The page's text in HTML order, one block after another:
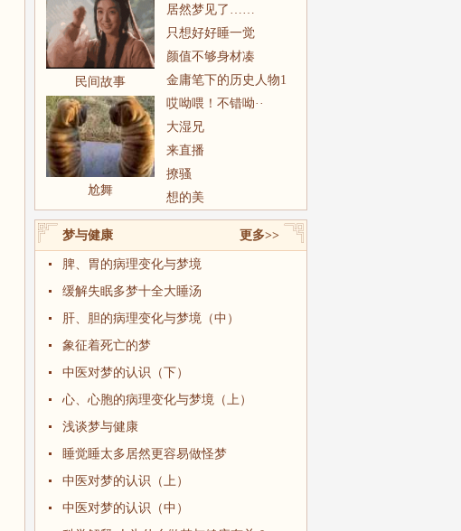
民间故事
尬舞
居然梦见了……
只想好好睡一觉
颜值不够身材凑
金庸笔下的历史人物1
哎呦喂！不错呦··
大湿兄
来直播
撩骚
想的美
更多>>
梦与健康
脾、胃的病理变化与梦境
缓解失眠多梦十全大睡汤
肝、胆的病理变化与梦境（中）
象征着死亡的梦
中医对梦的认识（下）
心、心胞的病理变化与梦境（上）
浅谈梦与健康
睡觉睡太多居然更容易做怪梦
中医对梦的认识（上）
中医对梦的认识（中）